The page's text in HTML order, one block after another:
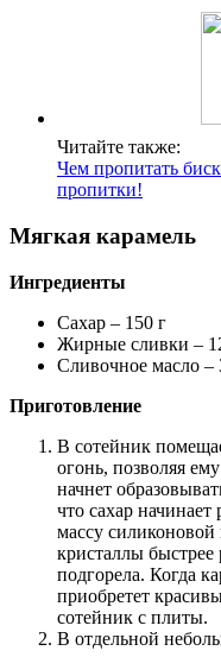
Читайте также:
Чем пропитать
пропитки!
Мягкая карамель
Ингредиенты
Сахар – 150 г
Жирные сливки –
Сливочное масло –
Приготовление
В сотейник
огонь, позволяя
начнет
что сахар
массу
кристаллы быстрее
подгорела. Когда
приобретет
сотейник с плиты.
В отдельной